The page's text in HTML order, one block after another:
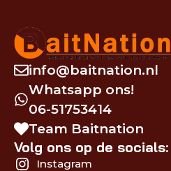
info@baitnation.nl
Whatsapp ons!
06-51753414
Team Baitnation
Volg ons op de socials:
Instagram